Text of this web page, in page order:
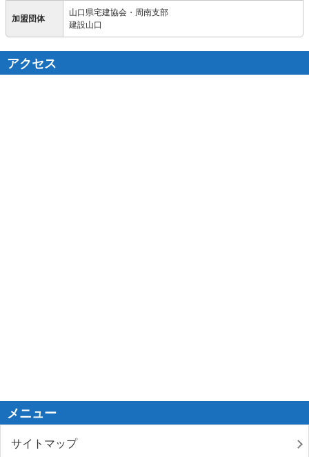
加盟団体
山口県宅建協会・周南支部
建設山口
アクセス
メニュー
サイトマップ